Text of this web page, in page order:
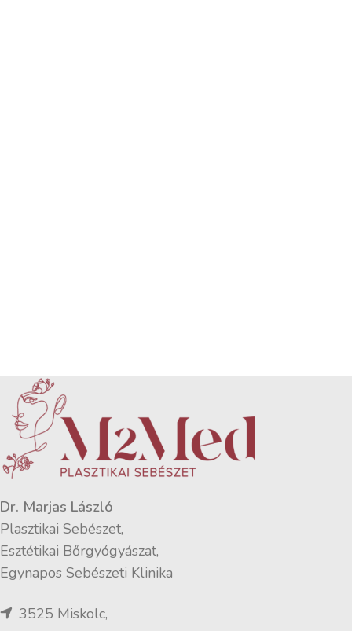
Dr. Marjas László
Plasztikai Sebészet,
Esztétikai Bőrgyógyászat,
Egynapos Sebészeti Klinika
3525 Miskolc,